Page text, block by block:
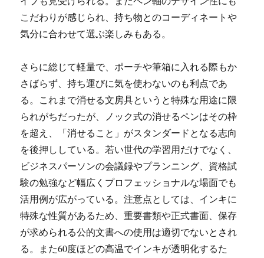
こだわりが感じられ、持ち物とのコーディネートや
気分に合わせて選ぶ楽しみもある。
さらに総じて軽量で、ポーチや筆箱に入れる際もか
さばらず、持ち運びに気を使わないのも利点であ
る。これまで消せる文房具というと特殊な用途に限
られがちだったが、ノック式の消せるペンはその枠
を超え、「消せること」がスタンダードとなる志向
を後押ししている。若い世代の学習用だけでなく、
ビジネスパーソンの会議録やプランニング、資格試
験の勉強など幅広くプロフェッショナルな場面でも
活用例が広がっている。注意点としては、インキに
特殊な性質があるため、重要書類や正式書面、保存
が求められる公的文書への使用は適切でないとされ
る。また60度ほどの高温でインキが透明化するた